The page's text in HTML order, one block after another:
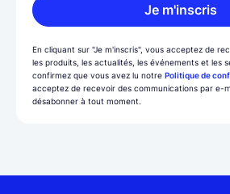
Je m'inscris
En cliquant sur "Je m'inscris", vous acceptez de
les produits, les actualités, les événements et les
confirmez que vous avez lu notre Politique de
acceptez de recevoir des communications par e-
désabonner à tout moment.